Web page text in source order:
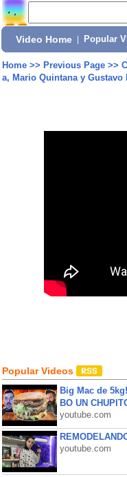
Video Home Popular
Home>> Previous Page>>
a, Mario Quintana y Gustavo
Popular Videos
Big Mac de
BO UN
youtube.com
youtube.com